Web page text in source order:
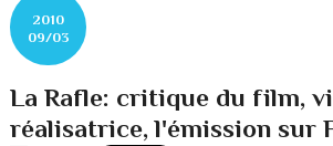
2010
09/03
La Rafle: critique du film,
réalisatrice, l'émission sur